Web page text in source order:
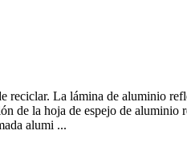
La lámina de aluminio
de la hoja de espejo de
alumi ...